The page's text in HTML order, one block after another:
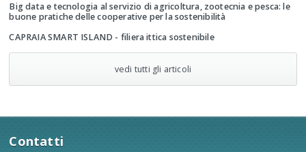
Big data e tecnologia al servizio di agricoltura, zootecnia e pesca: le
buone pratiche delle cooperative per la sostenibilità
CAPRAIA SMART ISLAND - filiera ittica sostenibile
vedi tutti gli articoli
Contatti